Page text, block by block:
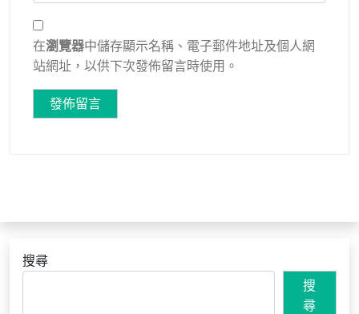
在瀏覽器中儲存顯示名稱、電子郵件地址及個人網
站網址，以供下次發佈留言時使用。
搜尋
搜
尋